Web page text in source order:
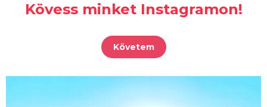
Kövess minket Instagramon!
Követem